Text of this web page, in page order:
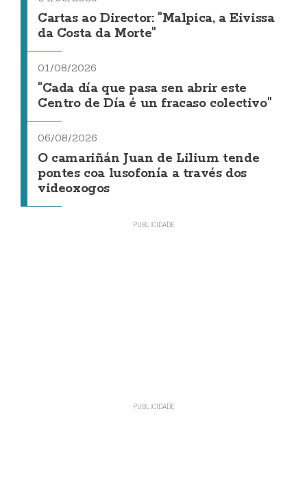
Cartas ao Director: "Malpica, a Eivissa
da Costa da Morte"
01/08/2026
"Cada día que pasa sen abrir este
Centro de Día é un fracaso colectivo"
06/08/2026
O camariñán Juan de Lilium tende
pontes coa lusofonía a través dos
videoxogos